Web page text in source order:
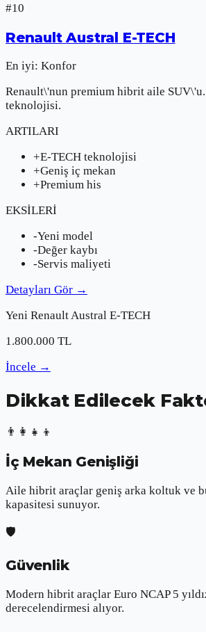
#10
Renault Austral E-TECH
En iyi: Konfor
Renault\'nun premium hibrit aile
teknolojisi.
ARTILARI
+E-TECH teknolojisi
+Geniş iç mekan
+Premium his
EKSİLERİ
-Yeni model
-Değer kaybı
-Servis maliyeti
Detayları Gör →
Yeni RenaultAustral E-TECH
1.800.000 TL
İncele →
Dikkat Edilecek
👨‍👩‍👧‍👦
İç Mekan Genişliği
Aile hibrit araçlar geniş arka koltuk ve
kapasitesi sunuyor.
🛡️
Güvenlik
Modern hibrit araçlar Euro NCAP 5
derecelendirmesi alıyor.